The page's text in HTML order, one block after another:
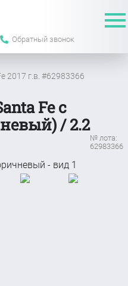
Обратный звонок
2017 г.в. #62983366
Fe с
/ 2.2
№ лота:
62983366